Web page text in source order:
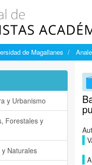
de Magallanes
y Urbanismo
Forestales y
Naturales